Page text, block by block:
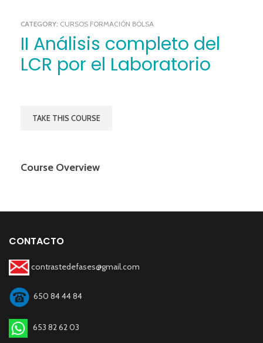
CATEGORY: CURSOS FORMACIÓN BOLSA
II Análisis completo del
LCR por el Laboratorio
TAKE THIS COURSE
Course Overview
CONTACTO
contrastedefases@gmail.com
650 84 44 84
653 82 62 03